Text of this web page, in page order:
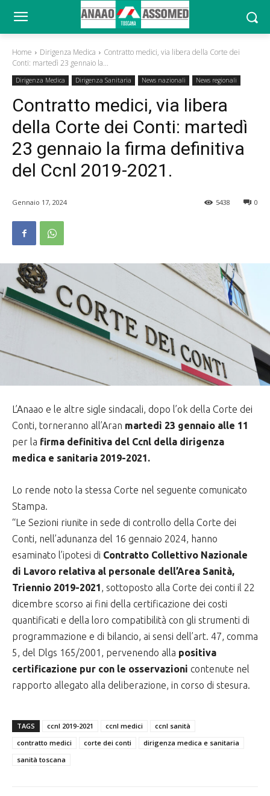
Home Dirigenza Medica
Contratto medici, via libera della Corte dei
Conti: martedì 23 gennaio la...
Dirigenza Medica Dirigenza Sanitaria News nazionali News regionali
Contratto medici, via libera
della Corte dei Conti: martedì
23 gennaio la firma definitiva
del Ccnl 2019-2021.
Gennaio 17, 2024 0
5438
L’Anaao e le altre sigle sindacali, dopo l’ok della Corte dei
Conti, torneranno all’Aran martedì 23 gennaio alle 11
per la firma definitiva del Ccnl della dirigenza
medica e sanitaria 2019-2021.
Lo rende noto la stessa Corte nel seguente comunicato
Stampa.
“Le Sezioni riunite in sede di controllo della Corte dei
Conti, nell’adunanza del 16 gennaio 2024, hanno
esaminato l’ipotesi di Contratto Collettivo Nazionale
di Lavoro relativa al personale dell’Area Sanità,
Triennio 2019-2021, sottoposto alla Corte dei conti il 22
dicembre scorso ai fini della certificazione dei costi
quantificati e della loro compatibilità con gli strumenti di
programmazione e di bilancio, ai sensi dell’art. 47, comma
5, del Dlgs 165/2001, pervenendo alla positiva
certificazione pur con le osservazioni contenute nel
rapporto allegato alla deliberazione, in corso di stesura.
TAGS ccnl 2019-2021 ccnl medici
ccnl sanità
contratto medici
corte dei conti
dirigenza medica e sanitaria
sanità toscana